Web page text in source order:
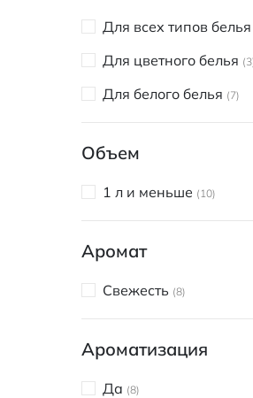
Для всех типов белья
Для цветного белья 3
Для белого белья 7
Объем
1 л и меньше 10
Аромат
Свежесть 8
Ароматизация
Да 8